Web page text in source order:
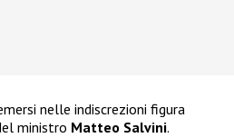
nelle indiscrezioni figura
ministro Matteo Salvini.